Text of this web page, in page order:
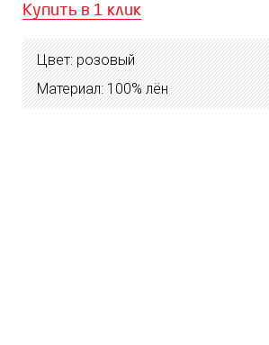
Купить в 1 клик
Цвет: розовый
Материал: 100% лён